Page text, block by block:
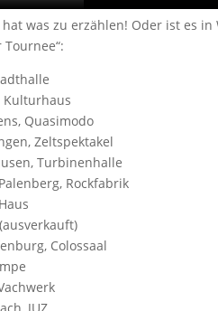
was zu erzählen! Oder ist es
Kulturhaus
Quasimodo
Zeltspektakel
Turbinenhalle
Rockfabrik
Colossaal